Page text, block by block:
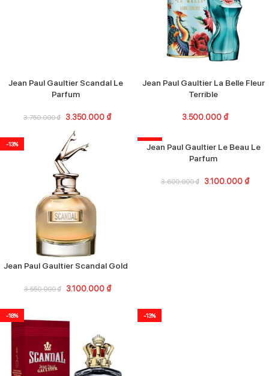
Jean Paul Gaultier Scandal Le
Parfum
3.750.000₫ 3.350.000 ₫
Jean Paul Gaultier La Belle Fleur
Terrible
3.500.000 ₫
-13%
Jean Paul Gaultier Scandal Gold
3.550.000₫ 3.100.000 ₫
-14%
Jean Paul Gaultier Le Beau Le
Parfum
3.600.000₫ 3.100.000 ₫
-18% -13%